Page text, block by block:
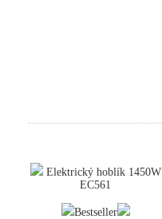
Elektrický hoblík 1450W
EC561
Bestseller